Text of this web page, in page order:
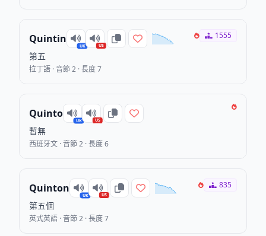
Quintin
UK US
第五
拉丁語 · 音節 2 · 長度 7
1555
Quinto
UK US
暫無
西班牙文 · 音節 2 · 長度 6
Quinton
UK US
第五個
英式英語 · 音節 2 · 長度 7
835